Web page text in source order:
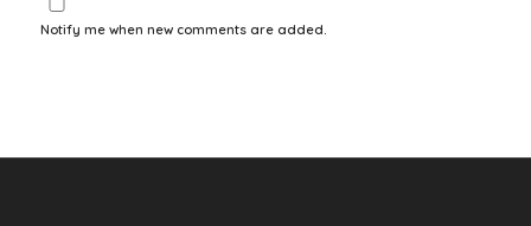
Notify me when new comments are added.